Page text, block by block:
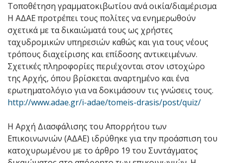
Τοποθέτηση γραμματοκιβωτίου ανά οικία/διαμέρισμα
Η ΑΔΑΕ προτρέπει τους πολίτες να ενημερωθούν
σχετικά με τα δικαιώματά τους ως χρήστες
ταχυδρομικών υπηρεσιών καθώς και για τους νέους
τρόπους διαχείρισης και επίδοσης αντικειμένων.
Σχετικές πληροφορίες περιέχονται στον ιστοχώρο
της Αρχής, όπου βρίσκεται αναρτημένο και ένα
ερωτηματολόγιο για να δοκιμάσουν τις γνώσεις τους.
http://www.adae.gr/i-adae/tomeis-drasis/post/quiz/
Η Αρχή Διασφάλισης του Απορρήτου των
Επικοινωνιών (ΑΔΑΕ) ιδρύθηκε για την προάσπιση του
κατοχυρωμένου με το άρθρο 19 του Συντάγματος